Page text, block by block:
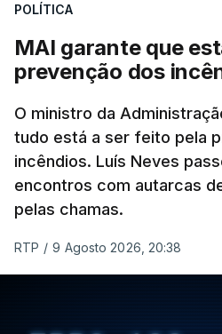
temperaturas recorde,
ajudou
Pelo contrário, a
abaixo do normale, em
perderam grande parte da
Houve também uma “
caudais de rios
POLÍTICA
MAI garante que
prevenção dos
O ministro da
tudo está a ser feito pela
incêndios. Luís Neves
encontros com autarcas
pelas chamas.
RTP / 9 Agosto 2026, 20:38